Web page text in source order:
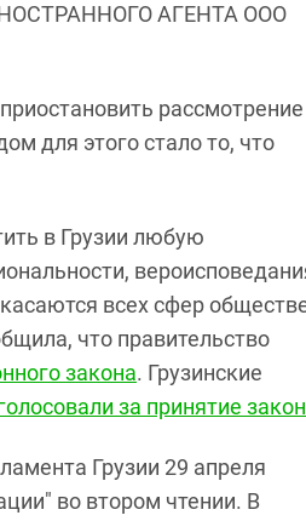
АГЕНТА ООО
рассмотрение
для этого стало то, что
в Грузии любую
всех сфер
что правительство
закона. Грузинские
за принятие
Грузии 29 апреля
во втором чтении. В